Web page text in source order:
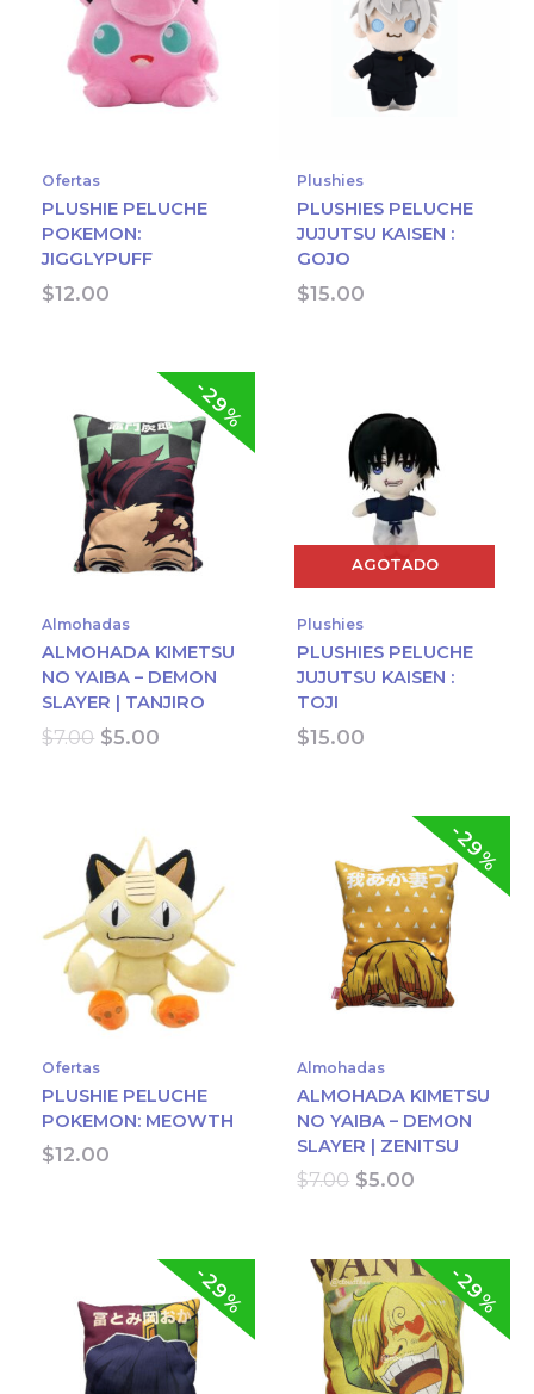
Ofertas
PLUSHIE PELUCHE
POKEMON:
JIGGLYPUFF
$12.00
Plushies
PLUSHIES PELUCHE
JUJUTSU KAISEN :
GOJO
$15.00
Almohadas
ALMOHADA KIMETSU
NO YAIBA – DEMON
SLAYER | TANJIRO
$7.00 Original
$5.00
-29%
AGOTADO
Plushies
PLUSHIES PELUCHE
JUJUTSU KAISEN :
TOJI
$15.00
Ofertas
PLUSHIE PELUCHE
POKEMON: MEOWTH
$12.00
Almohadas
ALMOHADA KIMETSU
NO YAIBA – DEMON
SLAYER | ZENITSU
$7.00 Original
$7.00.
$5.00
$5.00.
-29%
-29% -29%